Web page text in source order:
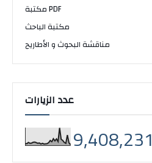
مكتبة PDF
مكتبة الباحث
مناقشة البحوث و الأطاريح
عدد الزيارات
9,408,231